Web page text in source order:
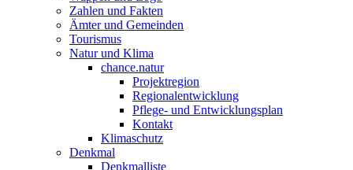
Zahlen und Fakten
Ämter und Gemeinden
Tourismus
Natur und Klima
chance.natur
Projektregion
Regionalentwicklung
Pflege- und Entwicklungsplan
Kontakt
Klimaschutz
Denkmal
Denkmalliste